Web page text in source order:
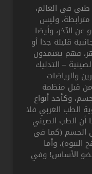
العالم،
وليس
وأيضا
جدا أو
يعتمدون
– التدليك
منظمة
أنواع
الغربي فلا
الصيني
(كما في
وأما
وفي